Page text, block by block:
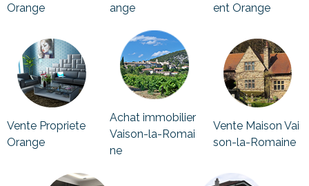
Orange
ange
ent Orange
Vente Propriete
Orange
Achat immobilier
Vaison-la-Romai
ne
Vente Maison Vai
son-la-Romaine